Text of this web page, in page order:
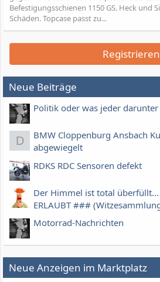
Befestigungsschienen 1150 GS. Heck und
Schäden. Topcase passt zu...
Registrieren
Neue Beiträge
Politik oder was jeder
D
BMW Cloppenburg Ansbach
abgewiegelt
RDKS RDC Sensoren defekt
Der Himmel ist total überfüllt...
ERLAUBT ###
Motorrad-Nachrichten
Neue Anzeigen im Marktplatz